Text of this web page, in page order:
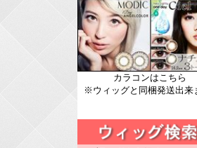
カラコンはこちら
※ウィッグと同梱発送出来